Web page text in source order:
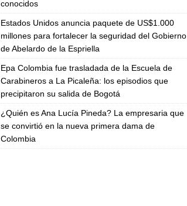
conocidos
Estados Unidos anuncia paquete de US$1.000
millones para fortalecer la seguridad del Gobierno
de Abelardo de la Espriella
Epa Colombia fue trasladada de la Escuela de
Carabineros a La Picaleña: los episodios que
precipitaron su salida de Bogotá
¿Quién es Ana Lucía Pineda? La empresaria que
se convirtió en la nueva primera dama de
Colombia